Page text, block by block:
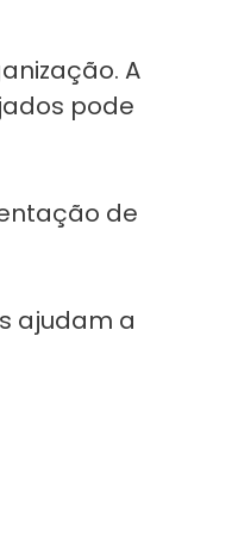
A
pode
de
ajudam a